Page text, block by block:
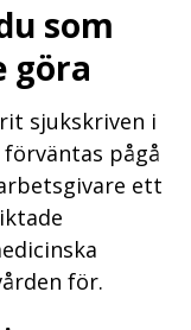
som
göra
sjukskriven i
pågå
ett
för.